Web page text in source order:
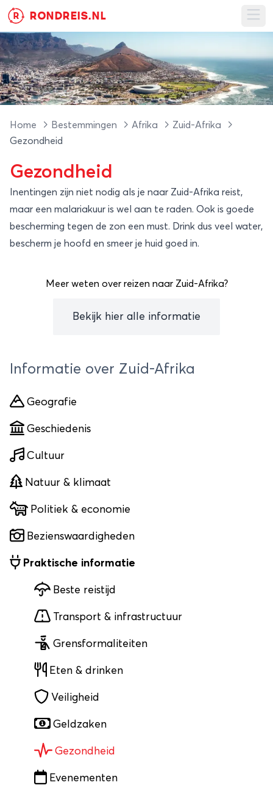
R RONDREIS.NL
Home Bestemmingen Afrika
Zuid-Afrika
Gezondheid
Gezondheid
Inentingen zijn niet nodig als je naar Zuid-Afrika reist,
maar een malariakuur is wel aan te raden. Ook is goede
bescherming tegen de zon een must. Drink dus veel water,
bescherm je hoofd en smeer je huid goed in.
Meer weten over reizen naar Zuid-Afrika?
Bekijk hier alle informatie
Informatie over Zuid-Afrika
Geografie
Geschiedenis
Cultuur
Natuur & klimaat
Politiek & economie
Bezienswaardigheden
Praktische informatie
Beste reistijd
Transport & infrastructuur
Grensformaliteiten
Eten & drinken
Veiligheid
Geldzaken
Gezondheid
Evenementen